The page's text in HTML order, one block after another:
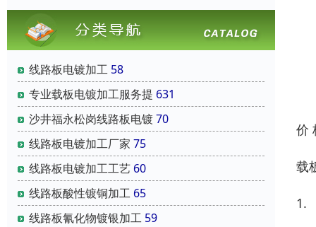
线路板电镀加工 58
专业载板电镀加工服务提 631
沙井福永松岗线路板电镀70
线路板电镀加工厂家 75
线路板电镀加工工艺 60
线路板酸性镀铜加工 65
线路板氰化物镀银加工 59
价
载
1.